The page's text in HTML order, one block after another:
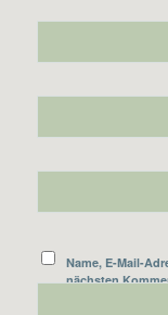
Name, E-Mail-
nächsten